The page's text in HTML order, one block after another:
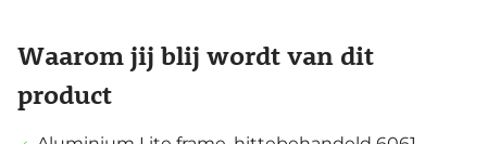
Waarom jij blij wordt van dit
product